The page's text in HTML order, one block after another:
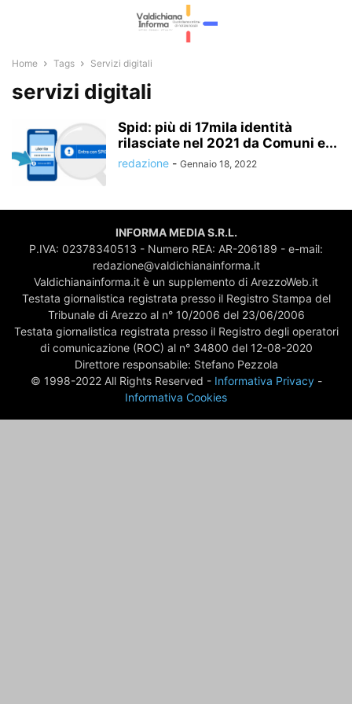
Home Tags Servizi digitali
servizi digitali
Spid: più di 17mila identità
rilasciate nel 2021 da Comuni e...
redazione - Gennaio 18, 2022
INFORMA MEDIA S.R.L.
P.IVA: 02378340513 - Numero REA: AR-206189 - e-mail:
redazione@valdichianainforma.it
Valdichianainforma.it è un supplemento di ArezzoWeb.it
Testata giornalistica registrata presso il Registro Stampa del
Tribunale di Arezzo al n° 10/2006 del 23/06/2006
Testata giornalistica registrata presso il Registro degli operatori
di comunicazione (ROC) al n° 34800 del 12-08-2020
Direttore responsabile: Stefano Pezzola
© 1998-2022 All Rights Reserved - Informativa Privacy-
Informativa Cookies